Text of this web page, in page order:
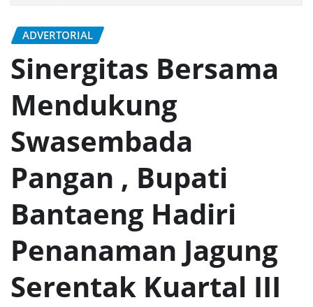
ADVERTORIAL
Sinergitas Bersama
Mendukung
Swasembada
Pangan , Bupati
Bantaeng Hadiri
Penanaman Jagung
Serentak Kuartal III